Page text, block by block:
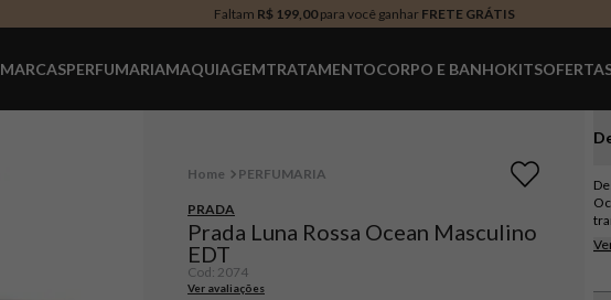
Faltam R$ 199,00para você ganhar FRETE GRÁTIS
MARCASPERFUMARIAMAQUIAGEMTRATAMENTOCORPO E BANHOKITS
PERFUMARIA
PRADA
Prada Luna Rossa Ocean Masculino
EDT
Cod: 2074
Ver avaliações
é